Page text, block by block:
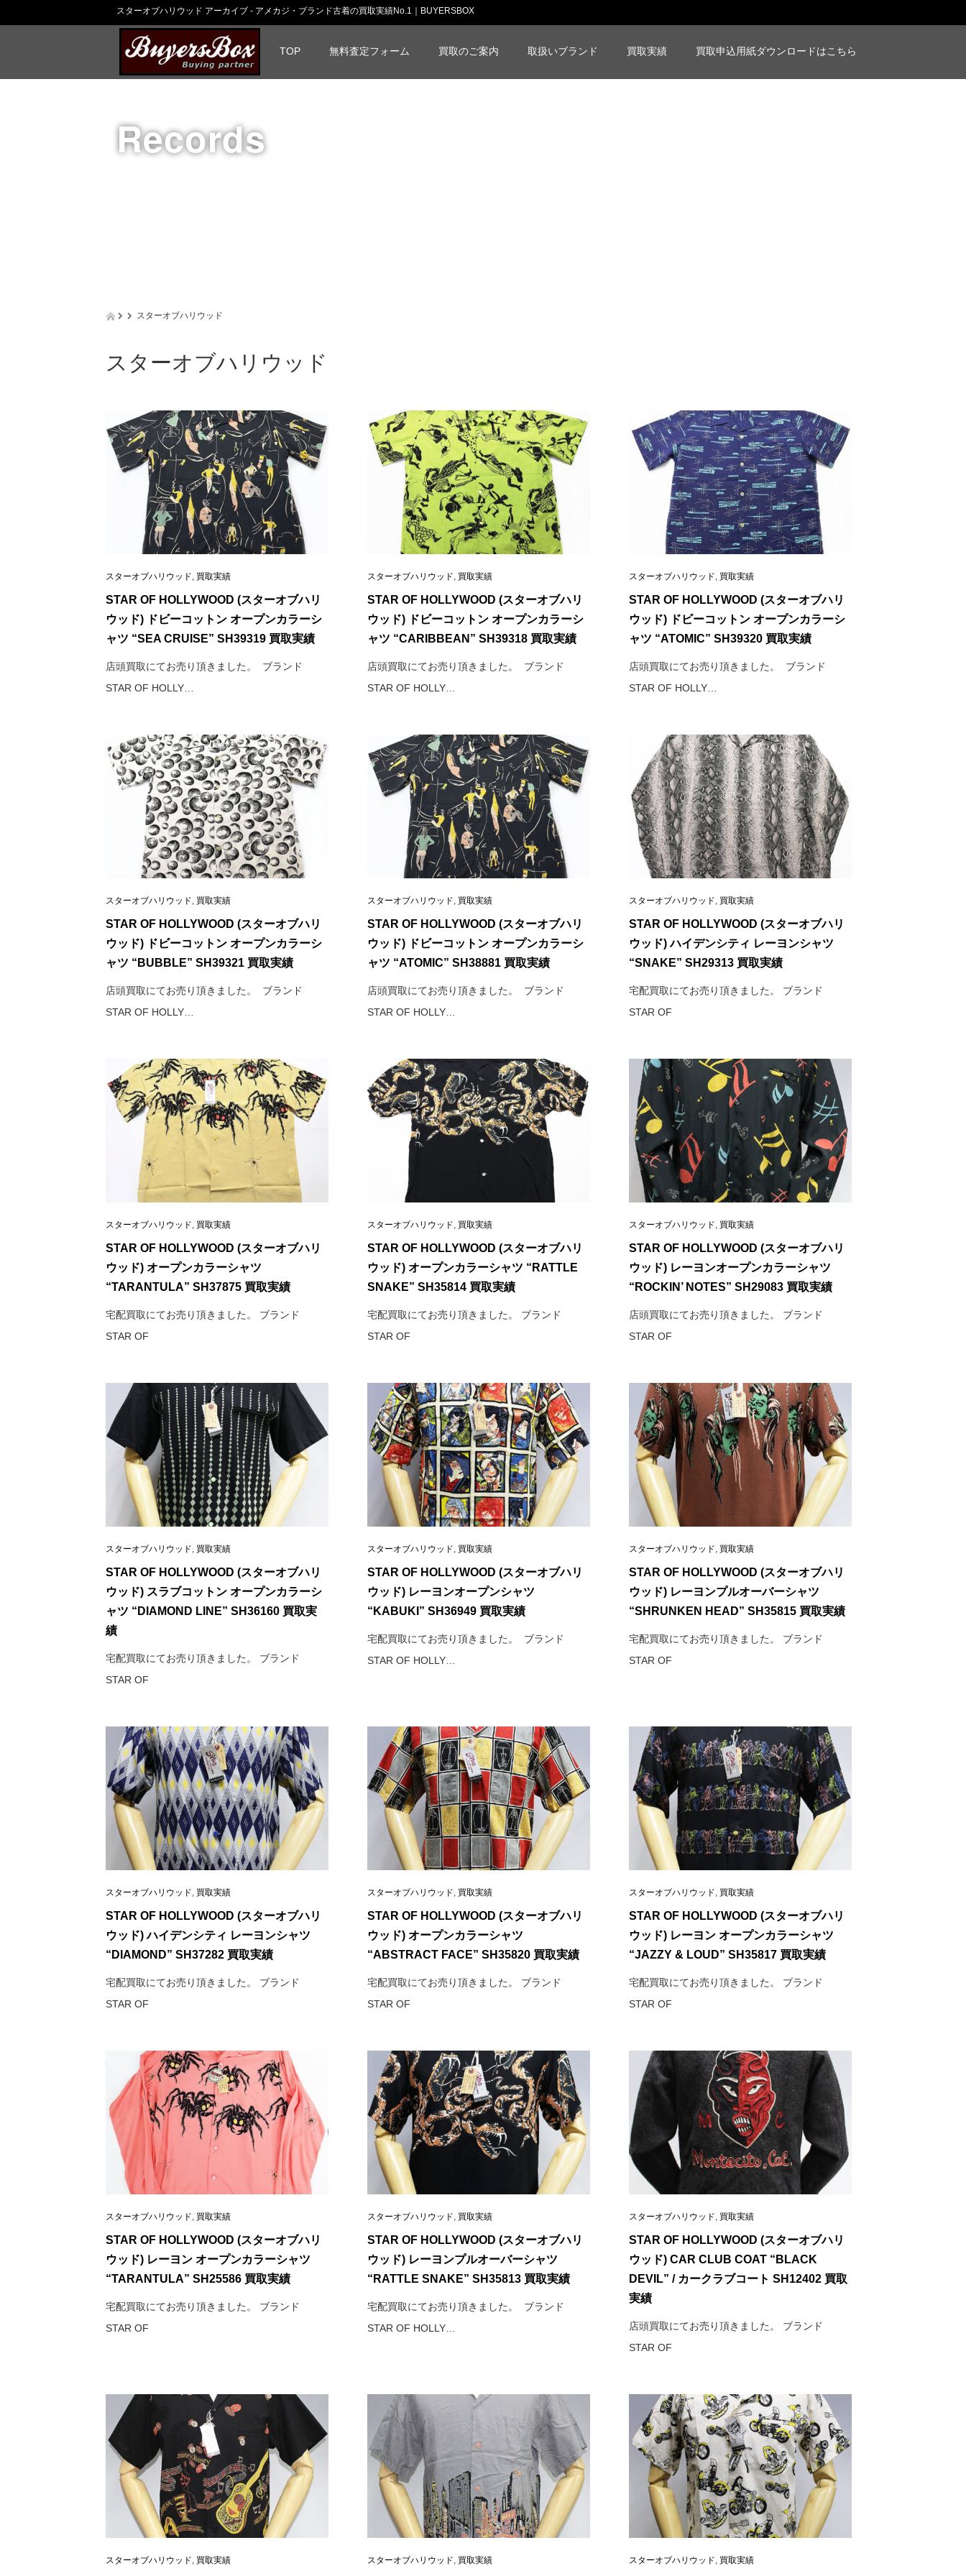
スターオブハリウッド アーカイブ - アメカジ・ブランド古着の買取実績No.1｜BUYERSBOX
TOP 無料査定フォーム 買取のご案内 取扱いブランド 買取実績 買取申込用紙ダウンロードはこちら
Records
スターオブハリウッド
スターオブハリウッド
スターオブハリウッド, 買取実績
STAR OF HOLLYWOOD (スターオブハリ
ウッド) ドビーコットン オープンカラーシ
ャツ “SEA CRUISE” SH39319 買取実績
店頭買取にてお売り頂きました。 ブランド
STAR OF HOLLY…
スターオブハリウッド, 買取実績
STAR OF HOLLYWOOD (スターオブハリ
ウッド) ドビーコットン オープンカラーシ
ャツ “CARIBBEAN” SH39318 買取実績
店頭買取にてお売り頂きました。 ブランド
STAR OF HOLLY…
スターオブハリウッド, 買取実績
STAR OF HOLLYWOOD (スターオブハリ
ウッド) ドビーコットン オープンカラーシ
ャツ “ATOMIC” SH39320 買取実績
店頭買取にてお売り頂きました。 ブランド
STAR OF HOLLY…
スターオブハリウッド, 買取実績
STAR OF HOLLYWOOD (スターオブハリ
ウッド) ドビーコットン オープンカラーシ
ャツ “BUBBLE” SH39321 買取実績
店頭買取にてお売り頂きました。 ブランド
STAR OF HOLLY…
スターオブハリウッド, 買取実績
STAR OF HOLLYWOOD (スターオブハリ
ウッド) ドビーコットン オープンカラーシ
ャツ “ATOMIC” SH38881 買取実績
店頭買取にてお売り頂きました。 ブランド
STAR OF HOLLY…
スターオブハリウッド, 買取実績
STAR OF HOLLYWOOD (スターオブハリ
ウッド) ハイデンシティ レーヨンシャツ
“SNAKE” SH29313 買取実績
宅配買取にてお売り頂きました。 ブランド
STAR OF
スターオブハリウッド, 買取実績
STAR OF HOLLYWOOD (スターオブハリ
ウッド) オープンカラーシャツ
“TARANTULA” SH37875 買取実績
宅配買取にてお売り頂きました。 ブランド
STAR OF
スターオブハリウッド, 買取実績
STAR OF HOLLYWOOD (スターオブハリ
ウッド) オープンカラーシャツ “RATTLE
SNAKE” SH35814 買取実績
宅配買取にてお売り頂きました。 ブランド
STAR OF
スターオブハリウッド, 買取実績
STAR OF HOLLYWOOD (スターオブハリ
ウッド) レーヨンオープンカラーシャツ
“ROCKIN’ NOTES” SH29083 買取実績
店頭買取にてお売り頂きました。 ブランド
STAR OF
スターオブハリウッド, 買取実績
STAR OF HOLLYWOOD (スターオブハリ
ウッド) スラブコットン オープンカラーシ
ャツ “DIAMOND LINE” SH36160 買取実
績
宅配買取にてお売り頂きました。 ブランド
STAR OF
スターオブハリウッド, 買取実績
STAR OF HOLLYWOOD (スターオブハリ
ウッド) レーヨンオープンシャツ
“KABUKI” SH36949 買取実績
宅配買取にてお売り頂きました。 ブランド
STAR OF HOLLY…
スターオブハリウッド, 買取実績
STAR OF HOLLYWOOD (スターオブハリ
ウッド) レーヨンプルオーバーシャツ
“SHRUNKEN HEAD” SH35815 買取実績
宅配買取にてお売り頂きました。 ブランド
STAR OF
スターオブハリウッド, 買取実績
STAR OF HOLLYWOOD (スターオブハリ
ウッド) ハイデンシティ レーヨンシャツ
“DIAMOND” SH37282 買取実績
宅配買取にてお売り頂きました。 ブランド
STAR OF
スターオブハリウッド, 買取実績
STAR OF HOLLYWOOD (スターオブハリ
ウッド) オープンカラーシャツ
“ABSTRACT FACE” SH35820 買取実績
宅配買取にてお売り頂きました。 ブランド
STAR OF
スターオブハリウッド, 買取実績
STAR OF HOLLYWOOD (スターオブハリ
ウッド) レーヨン オープンカラーシャツ
“JAZZY & LOUD” SH35817 買取実績
宅配買取にてお売り頂きました。 ブランド
STAR OF
スターオブハリウッド, 買取実績
STAR OF HOLLYWOOD (スターオブハリ
ウッド) レーヨン オープンカラーシャツ
“TARANTULA” SH25586 買取実績
宅配買取にてお売り頂きました。 ブランド
STAR OF
スターオブハリウッド, 買取実績
STAR OF HOLLYWOOD (スターオブハリ
ウッド) レーヨンプルオーバーシャツ
“RATTLE SNAKE” SH35813 買取実績
宅配買取にてお売り頂きました。 ブランド
STAR OF HOLLY…
スターオブハリウッド, 買取実績
STAR OF HOLLYWOOD (スターオブハリ
ウッド) CAR CLUB COAT “BLACK
DEVIL” / カークラブコート SH12402 買取
実績
店頭買取にてお売り頂きました。 ブランド
STAR OF
スターオブハリウッド, 買取実績 スターオブハリウッド, 買取実績 スターオブハリウッド, 買取実績